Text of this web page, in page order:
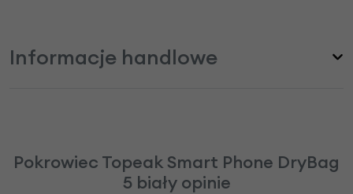
Informacje handlowe
Pokrowiec Topeak Smart Phone DryBag
5 biały opinie